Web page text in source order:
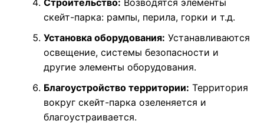
Строительство: Возводятся элементы
скейт-парка: рампы, перила, горки и т.д.
Установка оборудования: Устанавливаются
освещение, системы безопасности и
другие элементы оборудования.
Благоустройство территории: Территория
вокруг скейт-парка озеленяется и
благоустраивается.